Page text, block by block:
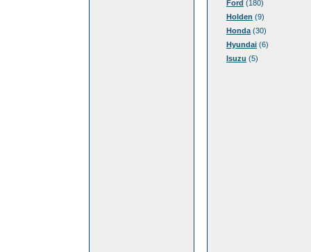
Ford (180)
Holden (9)
Honda (30)
Hyundai (6)
Isuzu (5)